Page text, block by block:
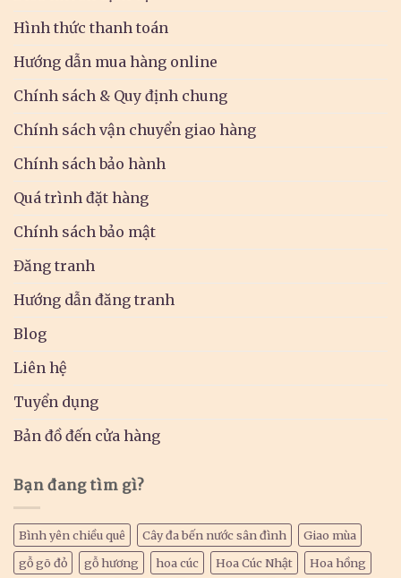
Hình thức thanh toán
Hướng dẫn mua hàng online
Chính sách & Quy định chung
Chính sách vận chuyển giao hàng
Chính sách bảo hành
Quá trình đặt hàng
Chính sách bảo mật
Đăng tranh
Hướng dẫn đăng tranh
Blog
Liên hệ
Tuyển dụng
Bản đồ đến cửa hàng
Bạn đang tìm gì?
Bình yên chiều quê Cây đa bến nước sân đình
Giao mùa
gỗ gõ đỏ
gỗ hương hoa cúc Hoa Cúc Nhật
Hoa hồng